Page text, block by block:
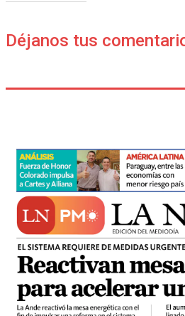
Déjanos tus